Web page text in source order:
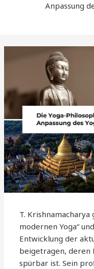
Anpassung
T. Krishnamacharya
modernen Yoga“
Entwicklung der
beigetragen, deren
spürbar ist. Sein